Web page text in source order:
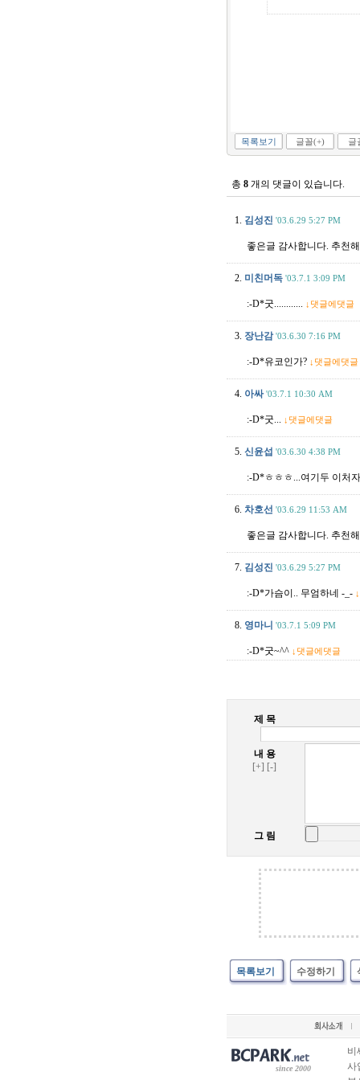
목록보기 글꼴(+) 글
총 8 개의 댓글이 있습니다.
1. 김성진 '03.6.29 5:27 PM
좋은글 감사합니다. 추천
2. 미친머독 '03.7.1 3:09 PM
:-D*굿............ ↓댓글에댓글
3. 장난감 '03.6.30 7:16 PM
:-D*유코인가? ↓댓글에댓글
4. 아싸 '03.7.1 10:30 AM
:-D*굿... ↓댓글에댓글
5. 신윤섭 '03.6.30 4:38 PM
:-D*ㅎㅎㅎ...여기두 이처
6. 차호선 '03.6.29 11:53 AM
좋은글 감사합니다. 추천
7. 김성진 '03.6.29 5:27 PM
:-D*가슴이.. 무엄하네 -_-
8. 영마니 '03.7.1 5:09 PM
:-D*굿~^^ ↓댓글에댓글
제 목
내 용
[+] [-]
그 림
목록보기 수정하기
since 2000
비
사